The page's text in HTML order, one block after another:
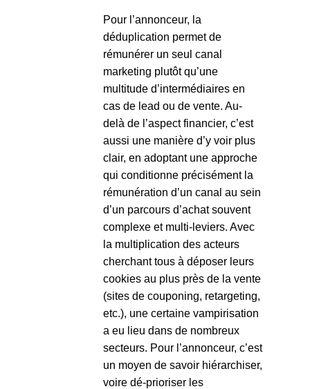
Pour l’annonceur, la
déduplication permet de
rémunérer un seul canal
marketing plutôt qu’une
multitude d’intermédiaires en
cas de lead ou de vente. Au-
delà de l’aspect financier, c’est
aussi une manière d’y voir plus
clair, en adoptant une approche
qui conditionne précisément la
rémunération d’un canal au sein
d’un parcours d’achat souvent
complexe et multi-leviers. Avec
la multiplication des acteurs
cherchant tous à déposer leurs
cookies au plus près de la vente
(sites de couponing, retargeting,
etc.), une certaine vampirisation
a eu lieu dans de nombreux
secteurs. Pour l’annonceur, c’est
un moyen de savoir hiérarchiser,
voire dé-prioriser les